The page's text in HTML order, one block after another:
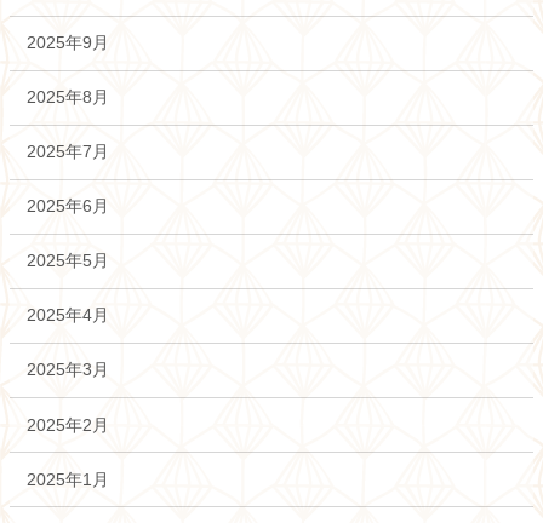
2025年9月
2025年8月
2025年7月
2025年6月
2025年5月
2025年4月
2025年3月
2025年2月
2025年1月